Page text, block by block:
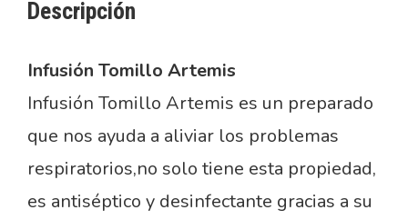
Descripción
Infusión Tomillo Artemis
Infusión Tomillo Artemis es un preparado
que nos ayuda a aliviar los problemas
respiratorios,no solo tiene esta propiedad,
es antiséptico y desinfectante gracias a su